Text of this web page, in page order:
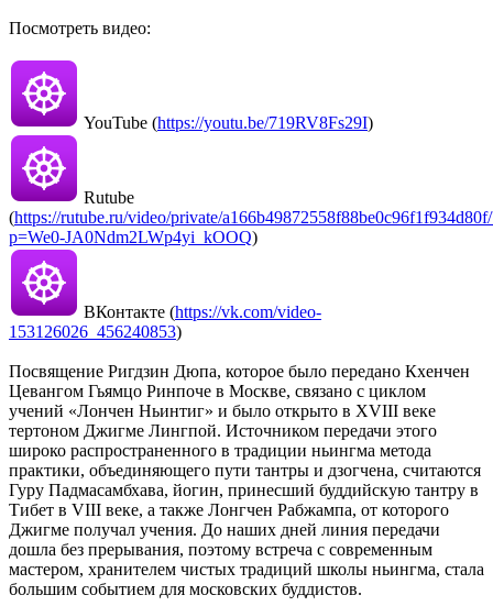
Посмотреть видео:
YouTube (https://youtu.be/719RV8Fs29I)
Rutube
(https://rutube.ru/video/private/
p=We0-JA0Ndm2LWp4yi_kOOQ)
ВКонтакте (https://vk.com/video-
153126026_456240853)
Посвящение Ригдзин Дюпа, которое было передано Кхенчен
Цевангом Гьямцо Ринпоче в Москве, связано с циклом
учений «Лончен Ньинтиг» и было открыто в XVIII веке
тертоном Джигме Лингпой. Источником передачи этого
широко распространенного в традиции ньингма метода
практики, объединяющего пути тантры и дзогчена, считаются
Гуру Падмасамбхава, йогин, принесший буддийскую тантру в
Тибет в VIII веке, а также Лонгчен Рабжампа, от которого
Джигме получал учения. До наших дней линия передачи
дошла без прерывания, поэтому встреча с современным
мастером, хранителем чистых традиций школы ньингма, стала
большим событием для московских буддистов.